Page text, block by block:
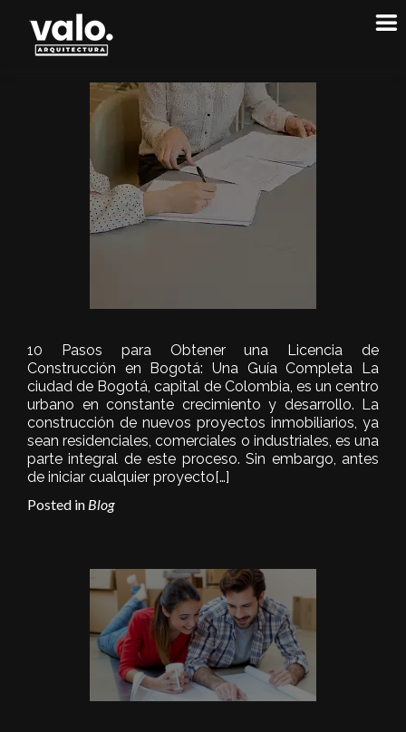
10 Pasos para Obtener una Licencia de
Construcción en Bogotá: Una Guía Completa La
ciudad de Bogotá, capital de Colombia, es un centro
urbano en constante crecimiento y desarrollo. La
construcción de nuevos proyectos inmobiliarios, ya
sean residenciales, comerciales o industriales, es una
parte integral de este proceso. Sin embargo, antes
de iniciar cualquier proyecto[…]
Posted in Blog